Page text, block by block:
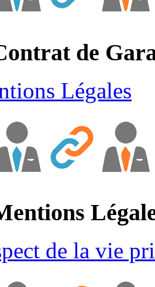
de
Légales
de la vie